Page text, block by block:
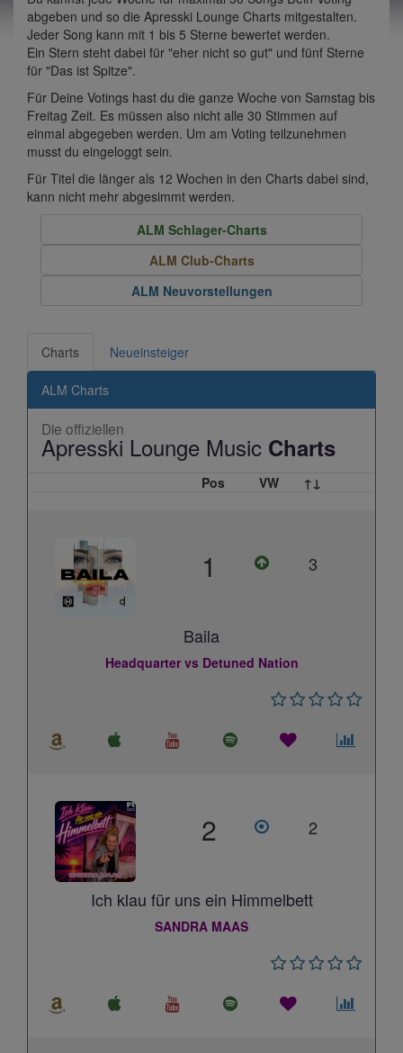
abgeben und so die Apresski Lounge Charts mitgestalten.
Jeder Song kann mit 1 bis 5 Sterne bewertet werden.
Ein Stern steht dabei für "eher nicht so gut" und fünf Sterne
für "Das ist Spitze".
Für Deine Votings hast du die ganze Woche von Samstag bis
Freitag Zeit. Es müssen also nicht alle 30 Stimmen auf
einmal abgegeben werden. Um am Voting teilzunehmen
musst du eingeloggt sein.
Für Titel die länger als 12 Wochen in den Charts dabei sind,
kann nicht mehr abgesimmt werden.
ALM Schlager-Charts
ALM Club-Charts
ALM Neuvorstellungen
Charts Neueinsteiger
ALM Charts
Die offiziellen
Apresski Lounge Music Charts
Pos VW ↑↓
1 3
Baila
Headquarter vs Detuned Nation
2 2
Ich klau für uns ein Himmelbett
SANDRA MAAS